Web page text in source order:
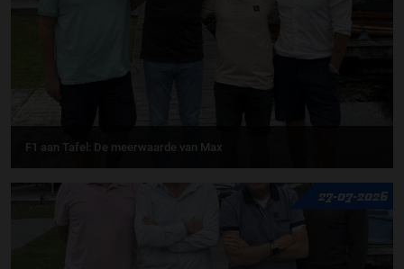
F1 aan Tafel: De meerwaarde van Max
27-07-2026